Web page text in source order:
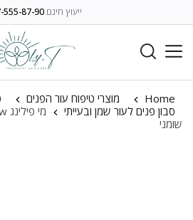
ייעוץ חינם555-87-90
Home מוצרי טיפוח עור הפנים
סבון פנים לעור שמן ובעייתי
שומני